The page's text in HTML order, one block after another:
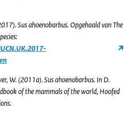
Sus ahoenobarbus. Opgehaald van The
W. (2011a). Sus ahoenobarbus. In D.
of the mammals of the world, Hoofed